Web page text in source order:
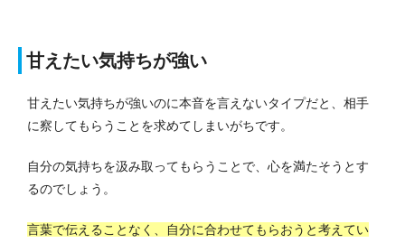
甘えたい気持ちが強い
甘えたい気持ちが強いのに本音を言えないタイプだと、相手
に察してもらうことを求めてしまいがちです。
自分の気持ちを汲み取ってもらうことで、心を満たそうとす
るのでしょう。
言葉で伝えることなく、自分に合わせてもらおうと考えてい